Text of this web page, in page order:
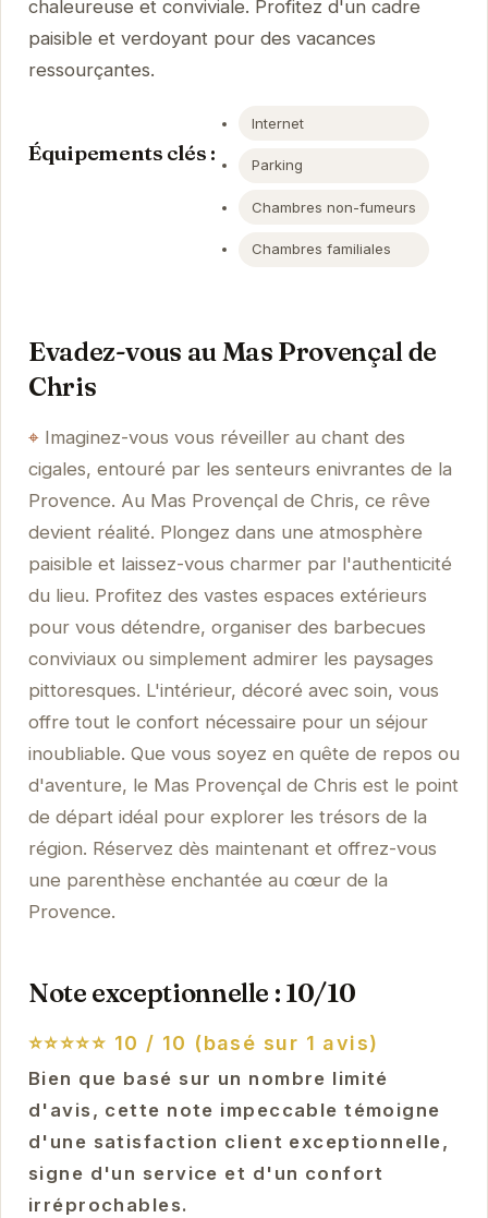
chaleureuse et conviviale. Profitez d'un cadre
paisible et verdoyant pour des vacances
ressourçantes.
Équipements clés :
Internet
Parking
Chambres non-fumeurs
Chambres familiales
Evadez-vous au Mas Provençal de
Chris
Imaginez-vous vous réveiller au chant des
cigales, entouré par les senteurs enivrantes de la
Provence. Au Mas Provençal de Chris, ce rêve
devient réalité. Plongez dans une atmosphère
paisible et laissez-vous charmer par l'authenticité
du lieu. Profitez des vastes espaces extérieurs
pour vous détendre, organiser des barbecues
conviviaux ou simplement admirer les paysages
pittoresques. L'intérieur, décoré avec soin, vous
offre tout le confort nécessaire pour un séjour
inoubliable. Que vous soyez en quête de repos ou
d'aventure, le Mas Provençal de Chris est le point
de départ idéal pour explorer les trésors de la
région. Réservez dès maintenant et offrez-vous
une parenthèse enchantée au cœur de la
Provence.
Note exceptionnelle : 10/10
⭐⭐⭐⭐⭐ 10 / 10 (basé sur 1 avis)
Bien que basé sur un nombre limité
d'avis, cette note impeccable témoigne
d'une satisfaction client exceptionnelle,
signe d'un service et d'un confort
irréprochables.